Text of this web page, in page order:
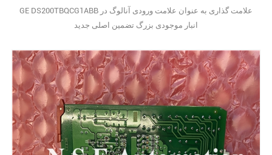
GE DS200TBQCG1ABB علامت گذاری به عنوان علامت ورودی آنالوگ در
انبار موجودی بزرگ تضمین اصلی جدید